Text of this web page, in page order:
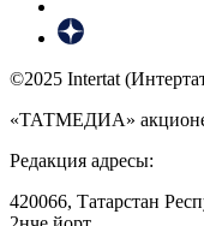
©2025 Intertat
«ТАТМЕДИА»
Редакция адресы:
420066, Татарстан